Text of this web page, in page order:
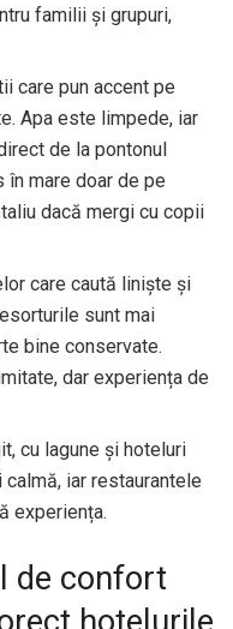
familii și grupuri,
care pun accent pe
Apa este limpede, iar
de la pontonul
în mare doar de pe
dacă mergi cu copii
care caută liniște și
sunt mai
bine conservate.
dar experiența de
cu lagune și hoteluri
iar restaurantele
experiența.
de confort